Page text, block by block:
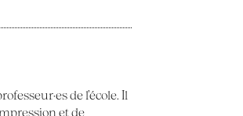
de l’école. Il
et de